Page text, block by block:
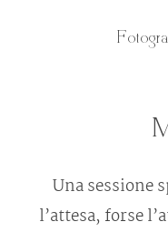
Una sessione
l’attesa, forse